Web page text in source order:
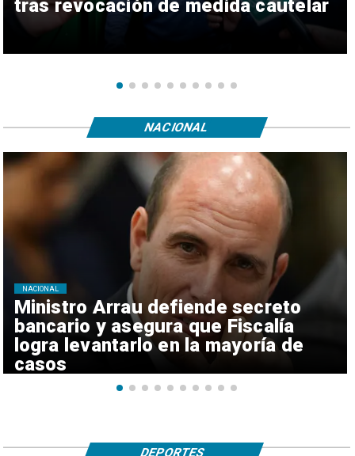
tras revocación de medida cautelar
Ministro Arrau defiende secreto
bancario y asegura que Fiscalía
logra levantarlo en la mayoría de
casos
NACIONAL
NACIONAL
DEPORTES